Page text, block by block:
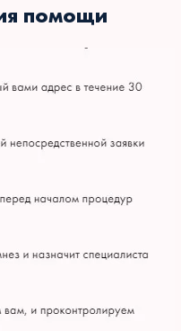
помощи